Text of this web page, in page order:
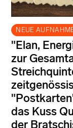
NEUE
"Elan,
zur
das Kuss
der